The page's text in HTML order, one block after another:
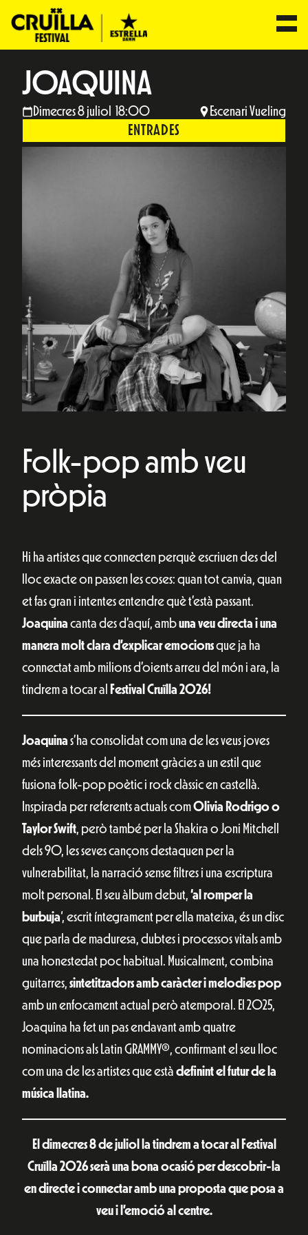
JOAQUINA
Dimecres 8 juliol 18:00 Escenari Vueling
ENTRADES
Folk-pop amb veu
pròpia
Hi ha artistes que connecten perquè escriuen des del
lloc exacte on passen les coses: quan tot canvia, quan
et fas gran i intentes entendre què t’està passant.
Joaquina canta des d’aquí, ambuna veu directa i una
manera molt clara d’explicar emocionsque ja ha
connectat amb milions d’oients arreu del món i ara, la
tindrem a tocar al Festival Cruïlla 2026!
Joaquina s’ha consolidat com una de les veus joves
més interessants del moment gràcies a un estil que
fusiona folk-pop poètic i rock clàssic en castellà.
Inspirada per referents actuals comOlivia Rodrigo o
Taylor Swift, però també per la Shakira o Joni Mitchell
dels 90, les seves cançons destaquen per la
vulnerabilitat, la narració sense filtres i una escriptura
molt personal. El seu àlbum debut, ‘al romper la
burbuja‘, escrit íntegrament per ella mateixa, és un disc
que parla de maduresa, dubtes i processos vitals amb
una honestedat poc habitual. Musicalment, combina
guitarres, sintetitzadors amb caràcter i melodies pop
amb un enfocament actual però atemporal. El 2025,
Joaquina ha fet un pas endavant amb quatre
nominacions als Latin GRAMMY®, confirmant el seu lloc
com una de les artistes que està definint el futur de la
música llatina.
El dimecres 8 de juliol la tindrem a tocar al Festival
Cruïlla 2026 serà una bona ocasió per descobrir-la
en directe i connectar amb una proposta que posa a
veu i l’emoció al centre.